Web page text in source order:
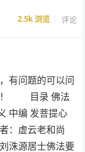
2.5k浏览 评论
有问题的可以问
！ 目录 佛法
中编 发菩提心
：虚云老和尚
洙源居士佛法要